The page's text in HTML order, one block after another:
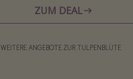
ZUM DEAL
WEITERE ANGEBOTE ZUR TULPENBLÜTE